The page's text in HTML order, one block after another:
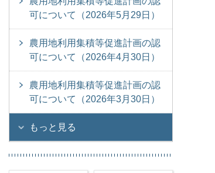
可について（2026年5月29日）
農用地利用集積等促進計画の認
可について（2026年4月30日）
農用地利用集積等促進計画の認
可について（2026年3月30日）
もっと見る